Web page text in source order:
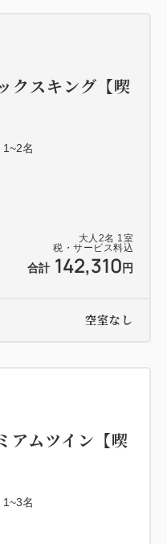
大人 2名 1 室
税・サービス料込
合計 142,310 円
クスキング【喫
1~2名
空室なし
アムツイン【喫
1~3名